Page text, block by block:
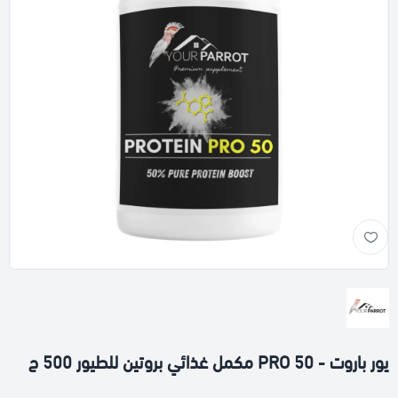
يور باروت - PRO 50 مكمل غذائي بروتين للطيور 500 ج